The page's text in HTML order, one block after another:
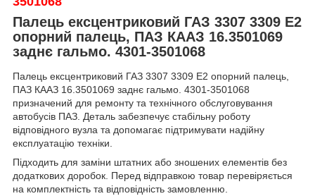
Палець ексцентриковий ГАЗ 3307 3309 Е2
опорний палець, ПАЗ КААЗ 16.3501069
заднє гальмо. 4301-3501068
Палець ексцентриковий ГАЗ 3307 3309 Е2 опорний палець,
ПАЗ КААЗ 16.3501069 заднє гальмо. 4301-3501068
призначений для ремонту та технічного обслуговування
автобусів ПАЗ. Деталь забезпечує стабільну роботу
відповідного вузла та допомагає підтримувати надійну
експлуатацію техніки.
Підходить для заміни штатних або зношених елементів без
додаткових доробок. Перед відправкою товар перевіряється
на комплектність та відповідність замовленню.